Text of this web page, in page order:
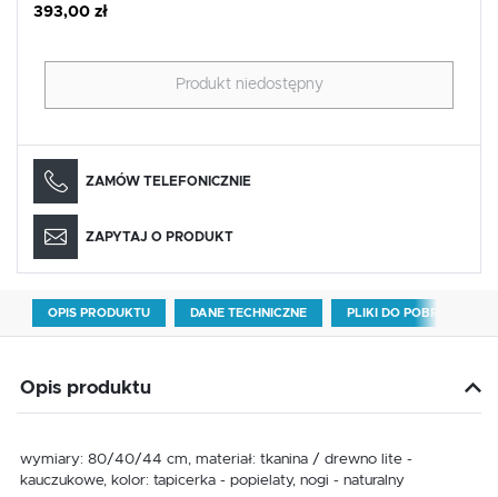
393,00 zł
Produkt niedostępny
ZAMÓW TELEFONICZNIE
ZAPYTAJ O PRODUKT
OPIS PRODUKTU DANE TECHNICZNE PLIKI DO POBRANIA
Opis produktu
wymiary: 80/40/44 cm, materiał: tkanina / drewno lite -
kauczukowe, kolor: tapicerka - popielaty, nogi - naturalny